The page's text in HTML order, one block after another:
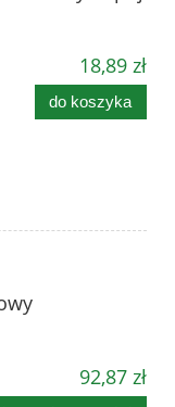
18,89 zł
do koszyka
92,87 zł